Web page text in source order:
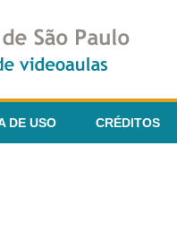
DE USO CRÉDITOS